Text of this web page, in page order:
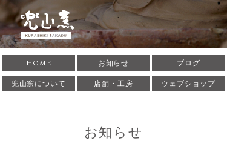
倉敷酒津焼 兜山窯 かぶ
とやまがま 岡山県倉敷市
に築窯。酒津焼兜山窯の
HOME お知らせ ブログ
兜山窯について 店舗・工房 ウェブショップ
お知らせ